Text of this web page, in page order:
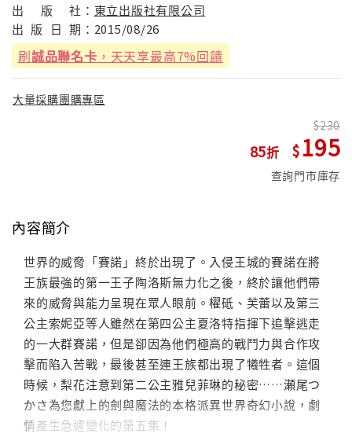
出
版 社： 東立出版社有限公司
出 版 日 期： 2015/08/26
刷誠品聯名卡 ，天天享最高7%回饋
大量採購團購專區
85
230
195
查詢門市庫存
內容簡介
世界的威脅「賽諾」終於出現了。入侵王城的賽諾在將
王族最強的第一王子陶洛斯無力化之後，終於讓他們帶
來的威脅與能力呈現在眾人眼前。櫂砥、芙蕾以及第三
公主索妮亞等人雖然在第四公主夏洛特指揮下追擊逃走
的一大群賽諾，但是卻因為他們極高的戰鬥力與合作攻
擊而陷入苦戰，最後甚至連王族都出現了犧牲者。這個
時候，梨花注意到第二公主雅兒菲琳的秘密……瀬尾つ
かさ為您獻上的劍與魔法的本格派異世界奇幻小說，劇
情產生急遽變化的第五集！